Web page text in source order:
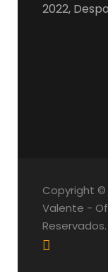
2022,
Copyright ©
Valente -
Reservados.